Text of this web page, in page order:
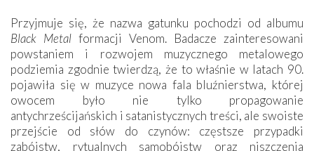
Przyjmuje się, że nazwa gatunku pochodzi od albumu
Black Metal formacji Venom. Badacze zainteresowani
powstaniem i rozwojem muzycznego metalowego
podziemia zgodnie twierdzą, że to właśnie w latach 90.
pojawiła się w muzyce nowa fala bluźnierstwa, której
owocem było nie tylko propagowanie
antychrześcijańskich i satanistycznych treści, ale swoiste
przejście od słów do czynów: częstsze przypadki
zabójstw, rytualnych samobójstw oraz niszczenia